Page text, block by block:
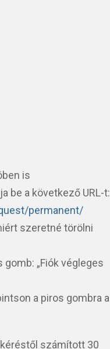
is
be a következő URL-t:
permanent/
szeretné törölni
„Fiók végleges
a piros gombra a
számított 30